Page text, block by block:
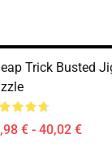
Trick Busted
€ - 40,02 €